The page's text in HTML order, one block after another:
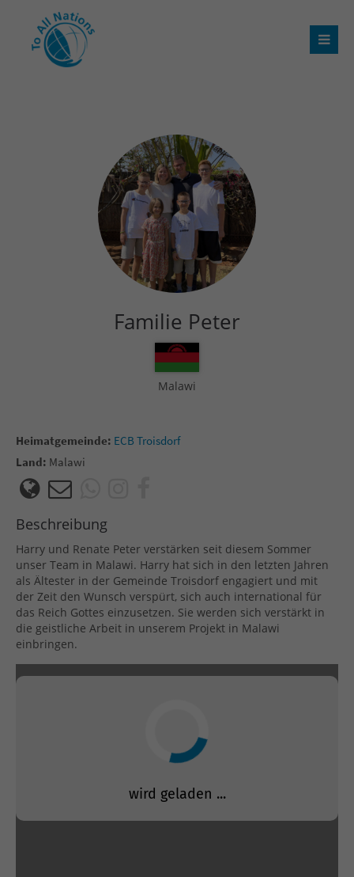
Familie Peter
Malawi
Heimatgemeinde: ECB Troisdorf
Land: Malawi
Beschreibung
Harry und Renate Peter verstärken seit diesem Sommer
unser Team in Malawi. Harry hat sich in den letzten Jahren
als Ältester in der Gemeinde Troisdorf engagiert und mit
der Zeit den Wunsch verspürt, sich auch international für
das Reich Gottes einzusetzen. Sie werden sich verstärkt in
die geistliche Arbeit in unserem Projekt in Malawi
einbringen.